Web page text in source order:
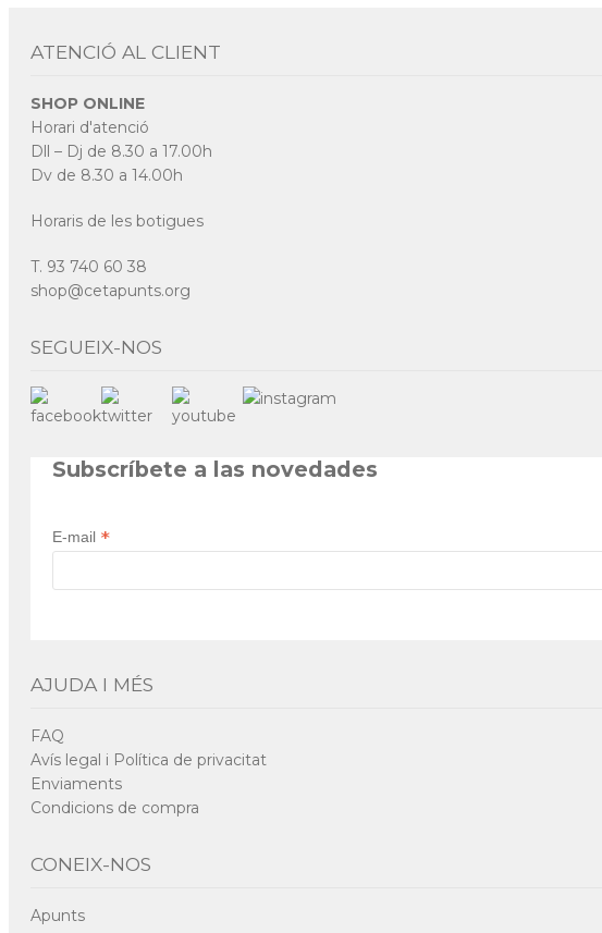
ATENCIÓ AL CLIENT
SHOP ONLINE
Horari d'atenció
Dll – Dj de 8.30 a 17.00h
Dv de 8.30 a 14.00h
Horaris de les botigues
T. 93 740 60 38
shop@cetapunts.org
SEGUEIX-NOS
Subscríbete a las novedades
E-mail *
AJUDA I MÉS
FAQ
Avís legal i Política de privacitat
Enviaments
Condicions de compra
CONEIX-NOS
Apunts